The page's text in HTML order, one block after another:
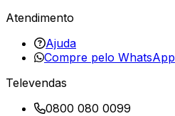
Atendimento
Ajuda
Compre pelo WhatsApp
Televendas
0800 080 0099